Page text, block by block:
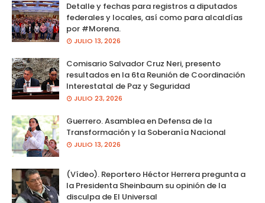
Detalle y fechas para registros a diputados
federales y locales, así como para alcaldías
por #Morena.
JULIO 13, 2026
Comisario Salvador Cruz Neri, presento
resultados en la 6ta Reunión de Coordinación
Interestatal de Paz y Seguridad
JULIO 23, 2026
Guerrero. Asamblea en Defensa de la
Transformación y la Soberanía Nacional
JULIO 13, 2026
(Vídeo). Reportero Héctor Herrera pregunta a
la Presidenta Sheinbaum su opinión de la
disculpa de El Universal